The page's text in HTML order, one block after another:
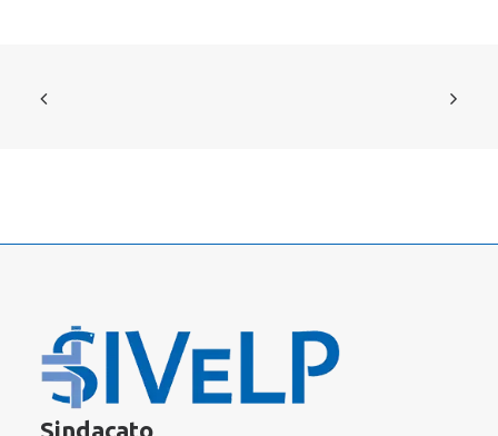
Sindacato